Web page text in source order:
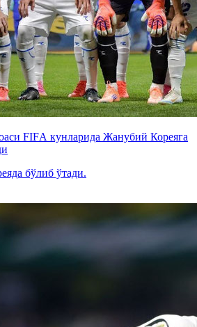
FIFА кунларида Жанубий Кореяга
бўлиб ўтади.